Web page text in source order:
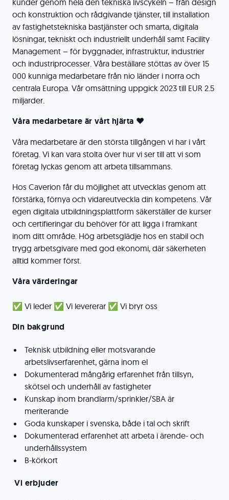
kunder genom hela den tekniska livscykeln – från design
och konstruktion och rådgivande tjänster, till installation
av fastighetstekniska bastjänster och smarta, digitala
lösningar, tekniskt och industriellt underhåll samt Facility
Management – för byggnader, infrastruktur, industrier
och industriprocesser. Våra beställare stöttas av över 15
000 kunniga medarbetare från nio länder i norra och
centrala Europa. Vår omsättning uppgick 2023 till EUR 2.5
miljarder.
Våra medarbetare är vårt hjärta ❤
Våra medarbetare är den största tillgången vi har i vårt
företag. Vi kan vara stolta över hur vi ser till att vi som
företag lyckas genom att arbeta tillsammans.
Hos Caverion får du möjlighet att utvecklas genom att
förstärka, förnya och vidareutveckla din kompetens. Vår
egen digitala utbildningsplattform säkerställer de kurser
och certifieringar du behöver för att ligga i framkant
inom ditt område. Hög arbetsglädje hos en stabil och
trygg arbetsgivare med god ekonomi, där säkerheten
alltid kommer först.
Våra värderingar
✅ Vi leder ✅ Vi levererar ✅ Vi bryr oss
Din bakgrund
Teknisk utbildning eller motsvarande
arbetslivserfarenhet, gärna inom el
Dokumenterad mångårig erfarenhet från tillsyn,
skötsel och underhåll av fastigheter
Kunskap inom brandlarm/sprinkler/SBA är
meriterande
Goda kunskaper i svenska, både i tal och skrift
Dokumenterad erfarenhet att arbeta i ärende- och
underhållssystem
B-körkort
Vi erbjuder